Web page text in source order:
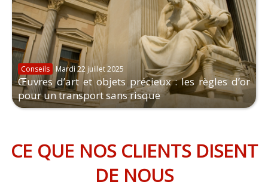
Conseils Mardi 22 juillet 2025
Œuvres d’art et objets précieux : les règles d’or
pour un transport sans risque
CE QUE NOS CLIENTS DISENT
DE NOUS